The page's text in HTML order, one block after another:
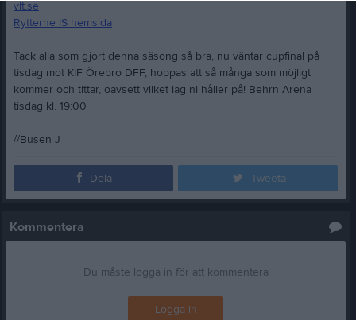
vlt.se
Rytterne IS hemsida
Tack alla som gjort denna säsong så bra, nu väntar cupfinal på
tisdag mot KIF Örebro DFF, hoppas att så många som möjligt
kommer och tittar, oavsett vilket lag ni håller på! Behrn Arena
tisdag kl. 19:00
//Busen J
Dela Tweeta
Kommentera
Du måste logga in för att kommentera
Logga in